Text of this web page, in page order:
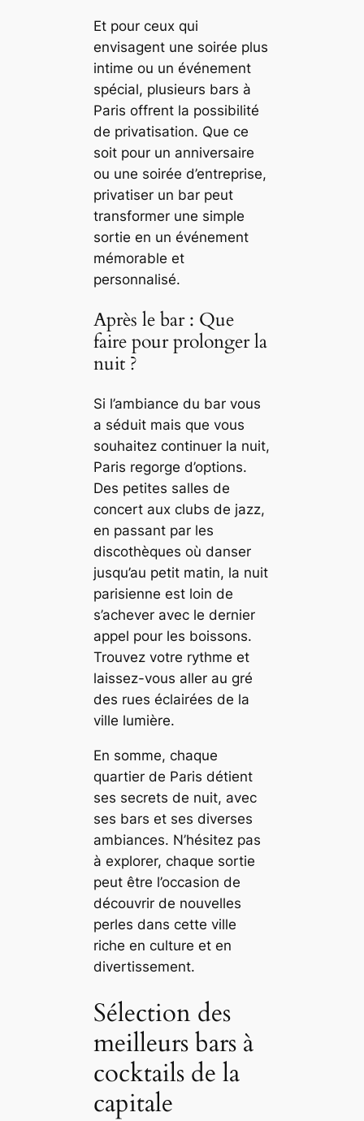
Et pour ceux qui
envisagent une soirée plus
intime ou un événement
spécial, plusieurs bars à
Paris offrent la possibilité
de privatisation. Que ce
soit pour un anniversaire
ou une soirée d’entreprise,
privatiser un bar peut
transformer une simple
sortie en un événement
mémorable et
personnalisé.
Après le bar : Que
faire pour prolonger la
nuit ?
Si l’ambiance du bar vous
a séduit mais que vous
souhaitez continuer la nuit,
Paris regorge d’options.
Des petites salles de
concert aux clubs de jazz,
en passant par les
discothèques où danser
jusqu’au petit matin, la nuit
parisienne est loin de
s’achever avec le dernier
appel pour les boissons.
Trouvez votre rythme et
laissez-vous aller au gré
des rues éclairées de la
ville lumière.
En somme, chaque
quartier de Paris détient
ses secrets de nuit, avec
ses bars et ses diverses
ambiances. N’hésitez pas
à explorer, chaque sortie
peut être l’occasion de
découvrir de nouvelles
perles dans cette ville
riche en culture et en
divertissement.
Sélection des
meilleurs bars à
cocktails de la
capitale